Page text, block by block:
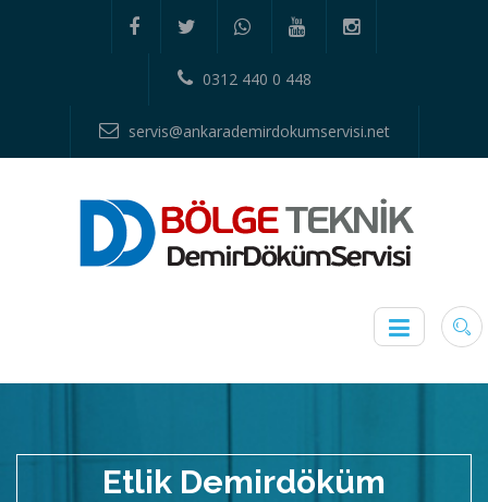
0312 440 0 448
servis@ankarademirdokumservisi.net
Etlik Demirdöküm